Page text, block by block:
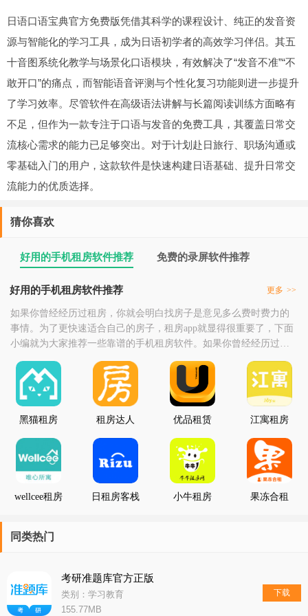
日语口语宝典官方免费版凭借其科学的课程设计、纯正的发音资
源与智能化的学习工具，成为日语初学者的高效学习伴侣。其五
十音图系统化教学与场景化口语模块，有效解决了“发音不准”“不
敢开口”的痛点，而智能语音评测与个性化复习功能则进一步提升
了学习效率。尽管软件在高级语法讲解与长篇阅读训练方面略有
不足，但作为一款专注于口语与发音的免费工具，其覆盖日常交
流核心需求的能力已足够突出。对于计划赴日旅行、职场沟通或
零基础入门的用户，这款软件是快速构建日语基础、提升日常交
流能力的优质选择。
猜你喜欢
好用的手机租房软件推荐 免费的录屏软件推荐
好用的手机租房软件推荐 更多 >>
如果你曾经经历过租房，你就会明白找房子是意见多么费时费力的
事情。为了更快速适合自己的房子，租房app就显得很重要了，下面
小编就为大家推荐一些靠谱的手机租房软件。如果你曾经经历过租
房，你就会明白找房子是意见多么费时费力的事情。
黑猫租房 租房达人 优品租赁 江寓租房
wellcee租房 日租房客栈 小牛租房 果冻合租
同类热门
考研准题库官方正版
类别：学习教育
155.77MB
下载